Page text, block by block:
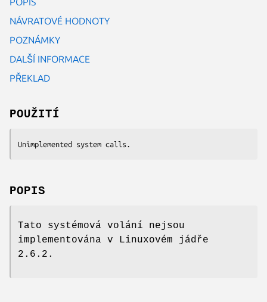
NÁVRATOVÉ HODNOTY
POZNÁMKY
DALŠÍ INFORMACE
PŘEKLAD
POUŽITÍ
Unimplemented system calls.
POPIS
Tato systémová volání nejsou
implementována v Linuxovém jádře
2.6.2.